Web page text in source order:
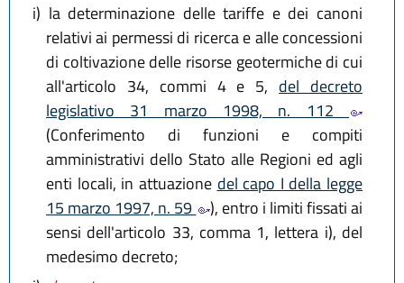
i) la determinazione delle tariffe e dei canoni
relativi ai permessi di ricerca e alle concessioni
di coltivazione delle risorse geotermiche di cui
all'articolo 34, commi 4 e 5, del decreto
legislativo 31 marzo 1998, n. 112
(Conferimento di funzioni e compiti
amministrativi dello Stato alle Regioni ed agli
enti locali, in attuazione del capo I della legge
15 marzo 1997, n. 59
), entro i limiti fissati ai
sensi dell'articolo 33, comma 1, lettera i), del
medesimo decreto;